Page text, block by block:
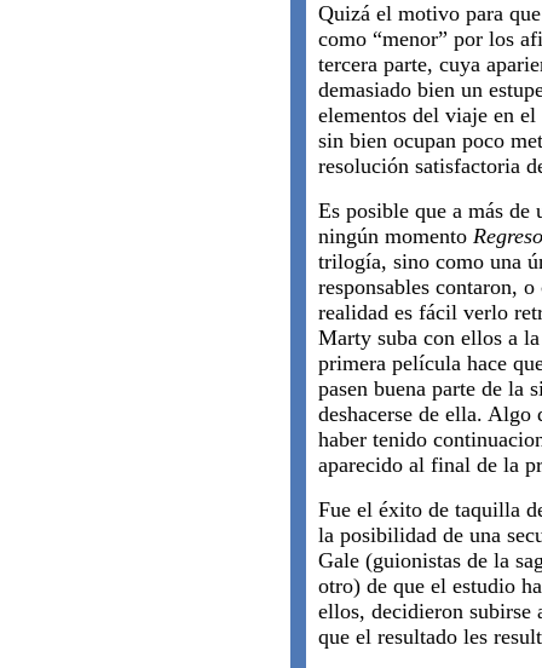
Quizá el motivo para
como “menor” por los
tercera parte, cuya
demasiado bien un
elementos del viaje en
sin bien ocupan poco
resolución satisfactoria
Es posible que a más de
ningún momento
trilogía, sino como una
responsables contaron,
realidad es fácil verlo
Marty suba con ellos a
primera película hace
pasen buena parte de la
deshacerse de ella. Algo
haber tenido
aparecido al final de la
Fue el éxito de taquilla
la posibilidad de una
Gale (guionistas de la
otro) de que el estudio
ellos, decidieron subirse
que el resultado les